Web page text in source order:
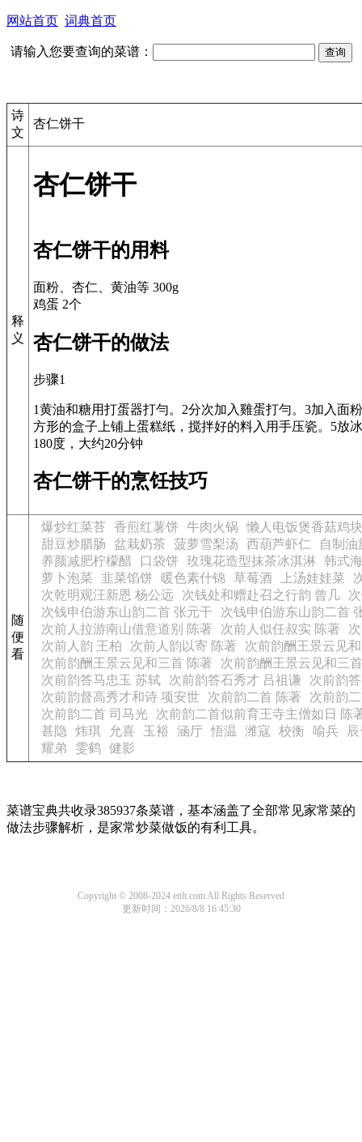
网站首页 词典首页
请输入您要查询的菜谱：
诗
文
杏仁饼干
释
义
杏仁饼干
杏仁饼干的用料
面粉、杏仁、黄油等 300g
鸡蛋 2个
杏仁饼干的做法
步骤1
1黄油和糖用打蛋器打勻。2分次加入雞蛋打勻。3加入面
方形的盒子上铺上蛋糕纸，搅拌好的料入用手压瓷。5放
180度，大约20分钟
杏仁饼干的烹饪技巧
随
便
看
爆炒红菜苔 香煎红薯饼 牛肉火锅
懒人电饭煲香菇鸡块
甜豆炒腊肠
盆栽奶茶 菠萝雪梨汤 西葫芦虾仁
自制油
养颜减肥柠檬醋
口袋饼 玫瑰花造型抹茶冰淇淋
韩式
萝卜泡菜
韭菜馅饼 暖色素什锦 草莓酒 上汤娃娃菜
次乾明观汪新恩 杨公远
次钱处和赠赴召之行韵 曾几
次钱申伯游东山韵二首 张元干
次钱申伯游东山韵二首
次前人拉游南山借意道别 陈著
次前人似任叔实 陈著
次前人韵 王柏
次前人韵以寄 陈著
次前韵酬王景云见
次前韵酬王景云见和三首 陈著
次前韵酬王景云见和三
次前韵答马忠玉 苏轼
次前韵答石秀才 吕祖谦
次前韵
次前韵督高秀才和诗 项安世
次前韵二首 陈著
次前韵
次前韵二首 司马光
次前韵二首似前育王寺主僧如日 陈
甚隐
炜琪 允喜 玉裕 涵厅 悟温 潍寇 校衡 喻兵
耀弟
雯鹤 健影
菜谱宝典共收录385937条菜谱，基本涵盖了全部常见家常菜的
做法步骤解析，是家常炒菜做饭的有利工具。
Copyright © 2008-2024 ettlt.com All Rights Reserved
更新时间：2026/8/8 16:45:30